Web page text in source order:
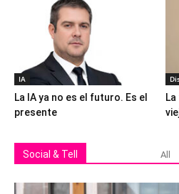
IA
La IA ya no es el futuro. Es el
presente
Social & Tell All